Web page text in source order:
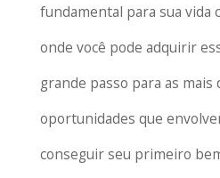
fundamental para sua vida
onde você pode adquirir
grande passo para as mais
oportunidades que
conseguir seu primeiro